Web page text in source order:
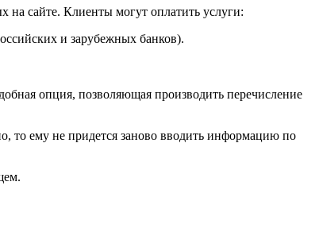
сайте. Клиенты могут оплатить услуги:
и зарубежных банков).
опция, позволяющая производить перечисление
то ему не придется заново вводить информацию по